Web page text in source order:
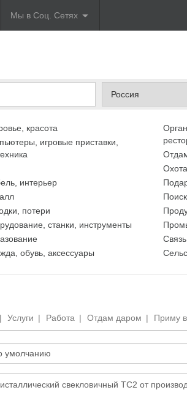
Мы в Соц. Сетях
красота
игровые приставки,
интерьер
потери
станки, инструменты
обувь, аксессуары
| Услуги | Работа | Отдам даром | Приму
свекловичный ТС2 от